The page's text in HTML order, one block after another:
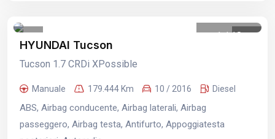
1 /18
HYUNDAI Tucson
Tucson 1.7 CRDi XPossible
Manuale 179.444 Km 10 / 2016 Diesel
ABS, Airbag conducente, Airbag laterali, Airbag
passeggero, Airbag testa, Antifurto, Appoggiatesta